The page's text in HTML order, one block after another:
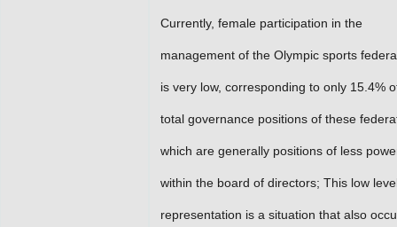
Currently, female participation in the
management of the Olympic sports
is very low, corresponding to only 15.4%
total governance positions of these
which are generally positions of less
within the board of directors; This low
representation is a situation that also